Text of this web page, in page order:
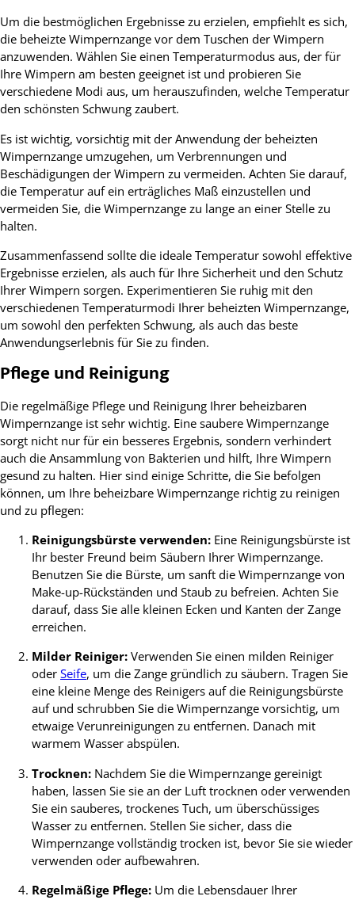
Um die bestmöglichen Ergebnisse zu erzielen, empfiehlt es sich,
die beheizte Wimpernzange vor dem Tuschen der Wimpern
anzuwenden. Wählen Sie einen Temperaturmodus aus, der für
Ihre Wimpern am besten geeignet ist und probieren Sie
verschiedene Modi aus, um herauszufinden, welche Temperatur
den schönsten Schwung zaubert.
Es ist wichtig, vorsichtig mit der Anwendung der beheizten
Wimpernzange umzugehen, um Verbrennungen und
Beschädigungen der Wimpern zu vermeiden. Achten Sie darauf,
die Temperatur auf ein erträgliches Maß einzustellen und
vermeiden Sie, die Wimpernzange zu lange an einer Stelle zu
halten.
Zusammenfassend sollte die ideale Temperatur sowohl effektive
Ergebnisse erzielen, als auch für Ihre Sicherheit und den Schutz
Ihrer Wimpern sorgen. Experimentieren Sie ruhig mit den
verschiedenen Temperaturmodi Ihrer beheizten Wimpernzange,
um sowohl den perfekten Schwung, als auch das beste
Anwendungserlebnis für Sie zu finden.
Pflege und Reinigung
Die regelmäßige Pflege und Reinigung Ihrer beheizbaren
Wimpernzange ist sehr wichtig. Eine saubere Wimpernzange
sorgt nicht nur für ein besseres Ergebnis, sondern verhindert
auch die Ansammlung von Bakterien und hilft, Ihre Wimpern
gesund zu halten. Hier sind einige Schritte, die Sie befolgen
können, um Ihre beheizbare Wimpernzange richtig zu reinigen
und zu pflegen:
Reinigungsbürste verwenden: Eine Reinigungsbürste ist
Ihr bester Freund beim Säubern Ihrer Wimpernzange.
Benutzen Sie die Bürste, um sanft die Wimpernzange von
Make-up-Rückständen und Staub zu befreien. Achten Sie
darauf, dass Sie alle kleinen Ecken und Kanten der Zange
erreichen.
Milder Reiniger: Verwenden Sie einen milden Reiniger
oder Seife, um die Zange gründlich zu säubern. Tragen Sie
eine kleine Menge des Reinigers auf die Reinigungsbürste
auf und schrubben Sie die Wimpernzange vorsichtig, um
etwaige Verunreinigungen zu entfernen. Danach mit
warmem Wasser abspülen.
Trocknen: Nachdem Sie die Wimpernzange gereinigt
haben, lassen Sie sie an der Luft trocknen oder verwenden
Sie ein sauberes, trockenes Tuch, um überschüssiges
Wasser zu entfernen. Stellen Sie sicher, dass die
Wimpernzange vollständig trocken ist, bevor Sie sie wieder
verwenden oder aufbewahren.
Regelmäßige Pflege: Um die Lebensdauer Ihrer